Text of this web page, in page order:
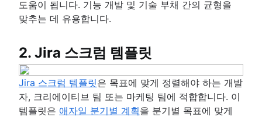
도움이 됩니다. 기능 개발 및 기술 부채 간의 균형을
맞추는 데 유용합니다.
2. Jira 스크럼 템플릿
Jira 스크럼 템플릿은 목표에 맞게 정렬해야 하는 개발
자, 크리에이티브 팀 또는 마케팅 팀에 적합합니다. 이
템플릿은 애자일 분기별 계획을 분기별 목표에 맞게